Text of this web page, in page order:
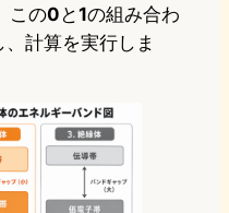
この0 と1の組み合わ
計算を実行しま